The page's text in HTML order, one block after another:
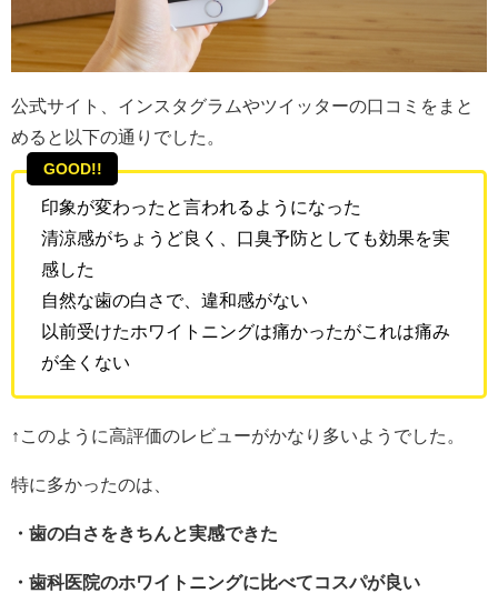
公式サイト、インスタグラムやツイッターの口コミをまと
めると以下の通りでした。
GOOD!!
印象が変わったと言われるようになった
清涼感がちょうど良く、口臭予防としても効果を実
感した
自然な歯の白さで、違和感がない
以前受けたホワイトニングは痛かったがこれは痛み
が全くない
↑ このように高評価のレビューがかなり多いようでした。
特に多かったのは、
・歯の白さをきちんと実感できた
・歯科医院のホワイトニングに比べてコスパが良い